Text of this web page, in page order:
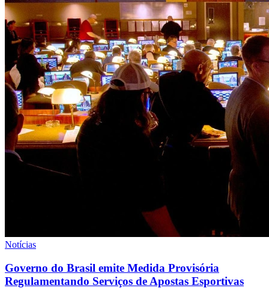
Notícias
Governo do Brasil emite Medida Provisória
Regulamentando Serviços de Apostas Esportivas